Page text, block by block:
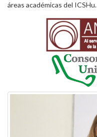
áreas académicas del ICSHu.